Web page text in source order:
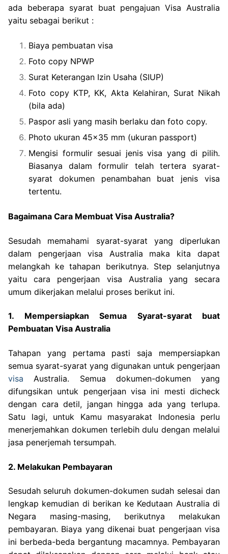
ada beberapa syarat buat pengajuan Visa Australia
yaitu sebagai berikut :
Biaya pembuatan visa
Foto copy NPWP
Surat Keterangan Izin Usaha (SIUP)
Foto copy KTP, KK, Akta Kelahiran, Surat Nikah
(bila ada)
Paspor asli yang masih berlaku dan foto copy.
Photo ukuran 45×35 mm (ukuran passport)
Mengisi formulir sesuai jenis visa yang di pilih.
Biasanya dalam formulir telah tertera syarat-
syarat dokumen penambahan buat jenis visa
tertentu.
Bagaimana Cara Membuat Visa Australia?
Sesudah memahami syarat-syarat yang diperlukan
dalam pengerjaan visa Australia maka kita dapat
melangkah ke tahapan berikutnya. Step selanjutnya
yaitu cara pengerjaan visa Australia yang secara
umum dikerjakan melalui proses berikut ini.
1. Mempersiapkan Semua Syarat-syarat buat
Pembuatan Visa Australia
Tahapan yang pertama pasti saja mempersiapkan
semua syarat-syarat yang digunakan untuk pengerjaan
visa Australia. Semua dokumen-dokumen yang
difungsikan untuk pengerjaan visa ini mesti dicheck
dengan cara detil, jangan hingga ada yang terlupa.
Satu lagi, untuk Kamu masyarakat Indonesia perlu
menerjemahkan dokumen terlebih dulu dengan melalui
jasa penerjemah tersumpah.
2. Melakukan Pembayaran
Sesudah seluruh dokumen-dokumen sudah selesai dan
lengkap kemudian di berikan ke Kedutaan Australia di
Negara masing-masing, berikutnya melakukan
pembayaran. Biaya yang dikenai buat pengerjaan visa
ini berbeda-beda bergantung macamnya. Pembayaran